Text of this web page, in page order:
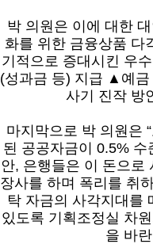
박 의원은 이에 대한
화를 위한 금융상품
기적으로 증대시킨 우
(성과금 등) 지급 ▲예금
사기 진작 방
마지막으로 박 의원은
된 공공자금이 0.5%
안, 은행들은 이 돈으로
장사를 하며 폭리를 취
탁 자금의 사각지대를
있도록 기획조정실 차
을 바